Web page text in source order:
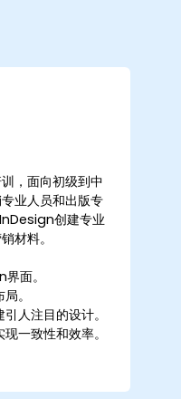
，面向初级到中
业人员和出版专
创建专业
材料。
面。
。
人注目的设计。
一致性和效率。